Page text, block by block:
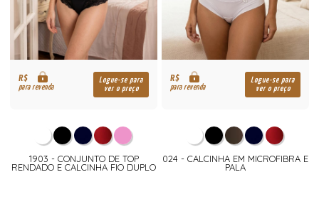
R$
para revenda
Logue-se para
ver o preço
1903 - CONJUNTO DE TOP
RENDADO E CALCINHA FIO DUPLO
R$
para revenda
Logue-se para
ver o preço
024 - CALCINHA EM MICROFIBRA E
PALA